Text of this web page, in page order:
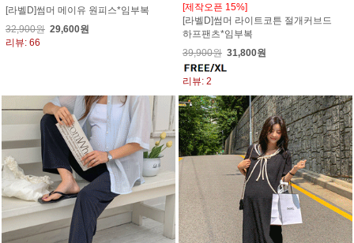
[라벨D]썸머 메이유 원피스*임부복
32,900원 29,600원
리뷰: 66
[제작오픈 15%]
[라벨D]썸머 라이트코튼 절개커브드
하프팬츠*임부복
39,900원 31,800원
리뷰: 2